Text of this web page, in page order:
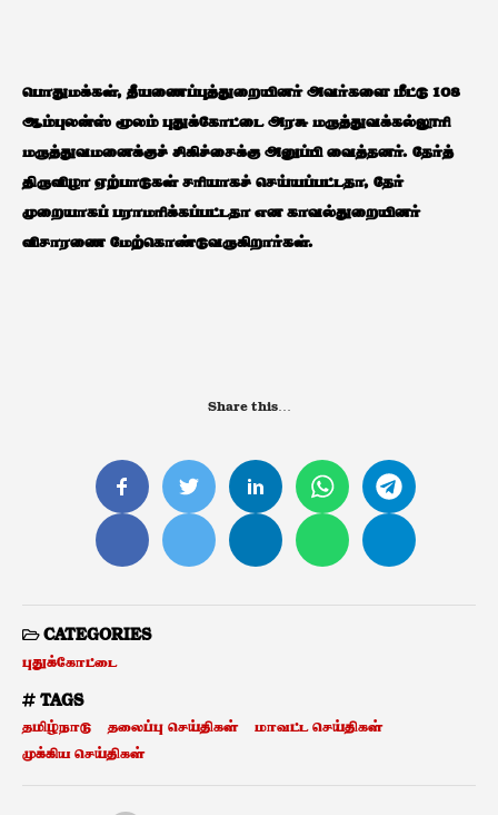
பொதுமக்கள், தீயணைப்புத்துறையினர் அவர்களை மீட்டு 108
ஆம்புலன்ஸ் மூலம் புதுக்கோட்டை அரசு மருத்துவக்கல்லூரி
மருத்துவமனைக்குச் சிகிச்சைக்கு அனுப்பி வைத்தனர். தேர்த்
திருவிழா ஏற்பாடுகள் சரியாகச் செய்யப்பட்டதா, தேர்
முறையாகப் பராமரிக்கப்பட்டதா என காவல்துறையினர்
விசாரணை மேற்கொண்டுவருகிறார்கள்.
Share this…
CATEGORIES
புதுக்கோட்டை
TAGS
தமிழ்நாடு தலைப்பு செய்திகள்
மாவட்ட செய்திகள்
முக்கிய செய்திகள்